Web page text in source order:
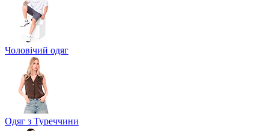
Чоловічий одяг
Одяг з Туреччини